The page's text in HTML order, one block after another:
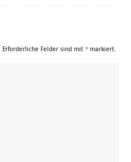
Erforderliche Felder sind mit * markiert.